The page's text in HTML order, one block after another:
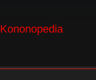
Kononopedia